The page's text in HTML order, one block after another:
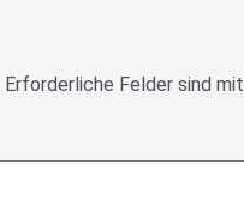
Erforderliche Felder sind mit